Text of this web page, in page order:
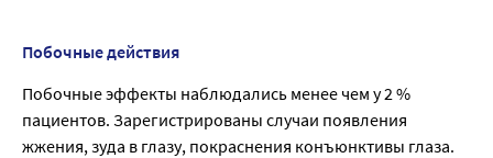
Побочные действия
Побочные эффекты наблюдались менее чем у 2 %
пациентов. Зарегистрированы случаи появления
жжения, зуда в глазу, покраснения конъюнктивы глаза.